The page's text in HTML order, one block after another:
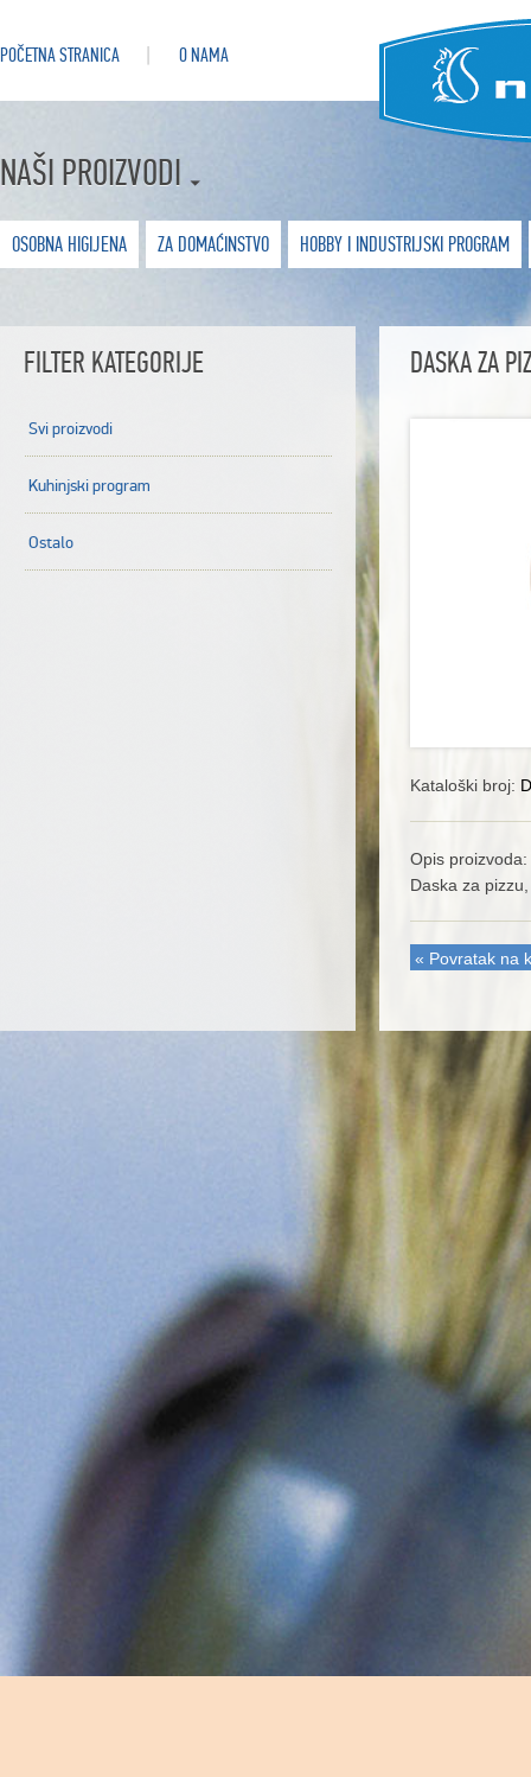
POČETNA STRANICA O NAMA
NAŠI PROIZVODI
OSOBNA HIGIJENA ZA DOMAĆINSTVO HOBBY I INDUSTRIJSKI PROGRAM
FILTER KATEGORIJE
Svi proizvodi
Kuhinjski program
Ostalo
DASKA ZA
Kataloški broj:
Opis proizvoda:
Daska za
« Povratak na